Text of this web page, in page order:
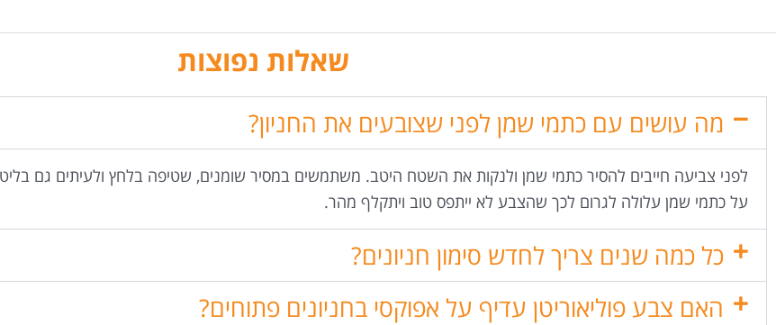
שאלות נפוצות
מה עושים עם כתמי שמן לפני שצובעים את החניון?
לפני צביעה חייבים להסיר כתמי שמן ולנקות את השטח היטב. משתמשים במסיר שומנים, שטיפה בלחץ ולעיתים גם
על כתמי שמן עלולה לגרום לכך שהצבע לא ייתפס טוב ויתקלף מהר.
כל כמה שנים צריך לחדש סימון חניונים?
האם צבע פוליאוריטן עדיף על אפוקסי בחניונים פתוחים?